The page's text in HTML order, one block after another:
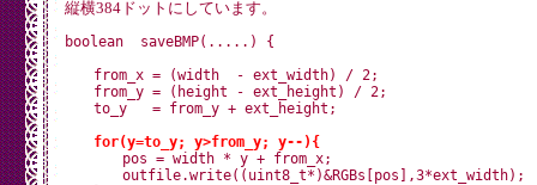
縦横384ドットにしています。
boolean  saveBMP(.....) {
from_x = (width  - ext_width) / 2;
from_y = (height - ext_height) / 2;
to_y   = from_y + ext_height;
for(y=to_y; y>from_y; y--){
pos = width * y + from_x;
outfile.write((uint8_t*)&RGBs[pos],3*ext_width);